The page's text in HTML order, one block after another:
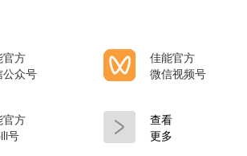
Chrome) •
App应用程序商店下载
可用）下载该应用程
序。如果您尝试使用
M50/EOS Kiss M,
(Zip 文件) - 8.2 MB
USMEF8-15mm f/4L
35mm f/2.8L III
官方
公众号
佳能官方
微信视频号
官方
号
查看
更多